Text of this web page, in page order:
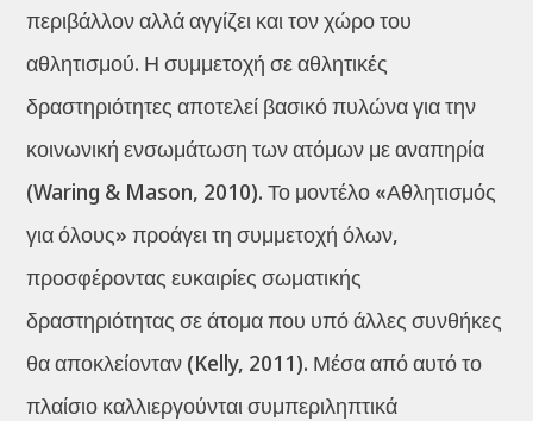
περιβάλλον αλλά αγγίζει και τον χώρο του
αθλητισμού. Η συμμετοχή σε αθλητικές
δραστηριότητες αποτελεί βασικό πυλώνα για την
κοινωνική ενσωμάτωση των ατόμων με αναπηρία
(Waring & Mason, 2010). Το μοντέλο «Αθλητισμός
για όλους» προάγει τη συμμετοχή όλων,
προσφέροντας ευκαιρίες σωματικής
δραστηριότητας σε άτομα που υπό άλλες συνθήκες
θα αποκλείονταν (Kelly, 2011). Μέσα από αυτό το
πλαίσιο καλλιεργούνται συμπεριληπτικά